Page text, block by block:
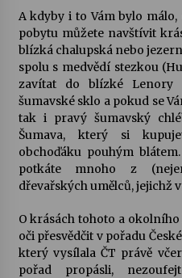
A kdyby i to Vám bylo
pobytu můžete navštívit
blízká chalupská nebo
spolu s medvědí stezkou
zavítat do blízké
šumavské sklo a pokud se
tak i pravý šumavský
Šumava, který si
obchoďáku pouhým
potkáte mnoho z
dřevařských umělců, jejichž
O krásách tohoto a
oči přesvědčit v pořadu
který vysílala ČT právě
pořad propásli,